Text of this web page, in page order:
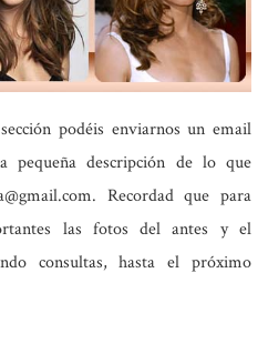
podéis enviarnos un email
pequeña descripción de lo que
. Recordad que para
las fotos del antes y el
consultas, hasta el próximo